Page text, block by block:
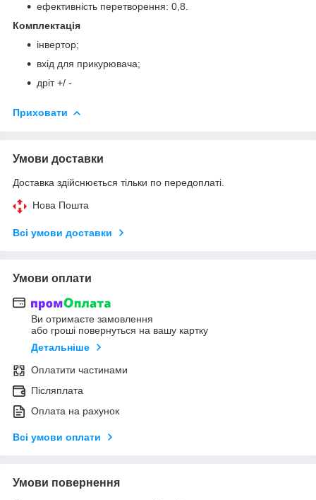
ефективність перетворення: 0,8.
Комплектація
інвертор;
вхід для прикурювача;
дріт +/ -
Приховати
Умови доставки
Доставка здійснюється тільки по передоплаті.
Нова Пошта
Всі умови доставки
Умови оплати
Ви отримаєте замовлення
або гроші повернуться на вашу картку
Детальніше
Оплатити частинами
Післяплата
Оплата на рахунок
Всі умови оплати
Умови повернення